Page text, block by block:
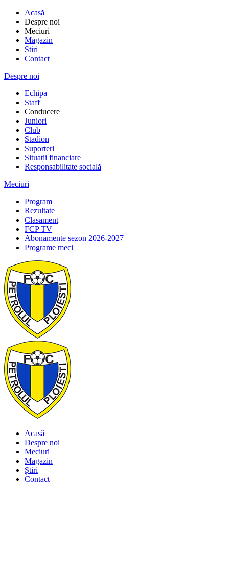
Acasă
Despre noi
Meciuri
Magazin
Știri
Contact
Despre noi
Echipa
Staff
Conducere
Juniori
Club
Stadion
Suporteri
Situații financiare
Responsabilitate socială
Meciuri
Program
Rezultate
Clasament
FCP TV
Abonamente sezon 2026-2027
Programe meci
Acasă
Despre noi
Meciuri
Magazin
Știri
Contact